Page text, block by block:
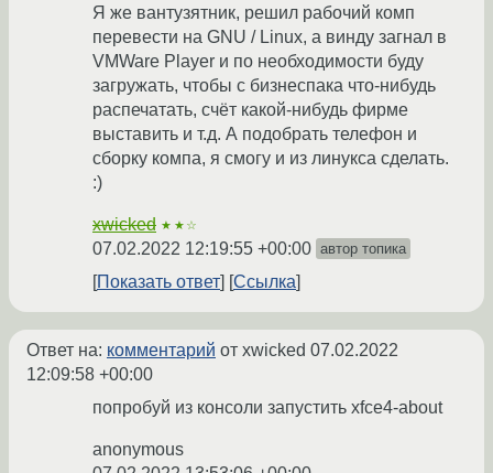
Я же вантузятник, решил рабочий комп
перевести на GNU / Linux, а винду загнал в
VMWare Player и по необходимости буду
загружать, чтобы с бизнеспака что-нибудь
распечатать, счёт какой-нибудь фирме
выставить и т.д. А подобрать телефон и
сборку компа, я смогу и из линукса сделать.
:)
xwicked ★★☆
07.02.2022 12:19:55 +00:00 автор топика
Показать ответ Ссылка
Ответ на: комментарий от xwicked 07.02.2022
12:09:58 +00:00
попробуй из консоли запустить xfce4-about
anonymous